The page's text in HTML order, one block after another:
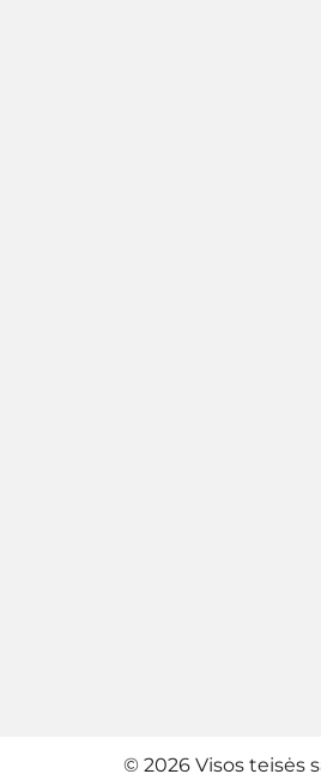
© 2026 Visos teisės